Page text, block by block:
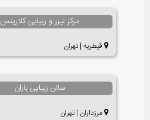
مرکز لیزر و زیبایی کلارینس
قیطریه | تهران
سالن زیبایی باران
مرزداران | تهران